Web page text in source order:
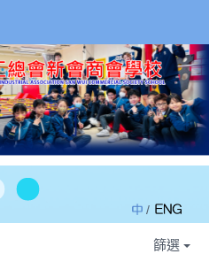
/
篩選